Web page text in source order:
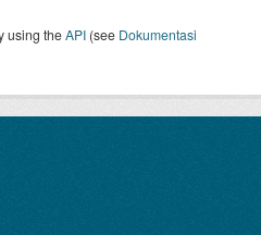
using theAPI (see Dokumentasi